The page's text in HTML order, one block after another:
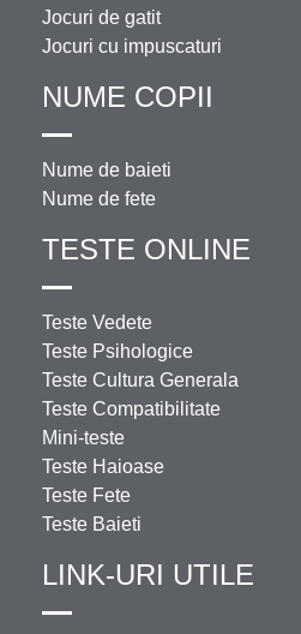
Jocuri de gatit
Jocuri cu impuscaturi
NUME COPII
Nume de baieti
Nume de fete
TESTE ONLINE
Teste Vedete
Teste Psihologice
Teste Cultura Generala
Teste Compatibilitate
Mini-teste
Teste Haioase
Teste Fete
Teste Baieti
LINK-URI UTILE